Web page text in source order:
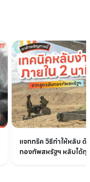
แจกทริค วิธีทำให้หลับ
กองทัพสหรัฐฯ หลับได้ทุ